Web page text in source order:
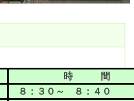
時 間
８：３０～ ８：４０